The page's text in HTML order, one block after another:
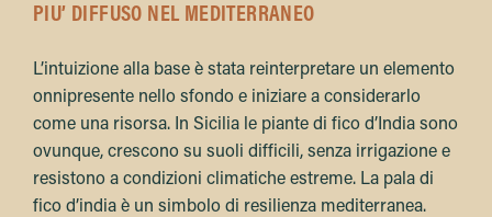
PIU’ DIFFUSO NEL MEDITERRANEO
L’intuizione alla base è stata reinterpretare un elemento
onnipresente nello sfondo e iniziare a considerarlo
come una risorsa. In Sicilia le piante di fico d’India sono
ovunque, crescono su suoli difficili, senza irrigazione e
resistono a condizioni climatiche estreme. La pala di
fico d’india è un simbolo di resilienza mediterranea.